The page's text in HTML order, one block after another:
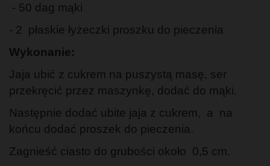
- 50 dag mąki
- 2 płaskie łyżeczki proszku do pieczenia
Wykonanie:
Jaja ubić z cukrem na puszystą masę, ser
przekręcić przez maszynkę, dodać do mąki.
Następnie dodać ubite jaja z cukrem, a na
końcu dodać proszek do pieczenia.
Zagnieść ciasto do grubości około 0,5 cm.